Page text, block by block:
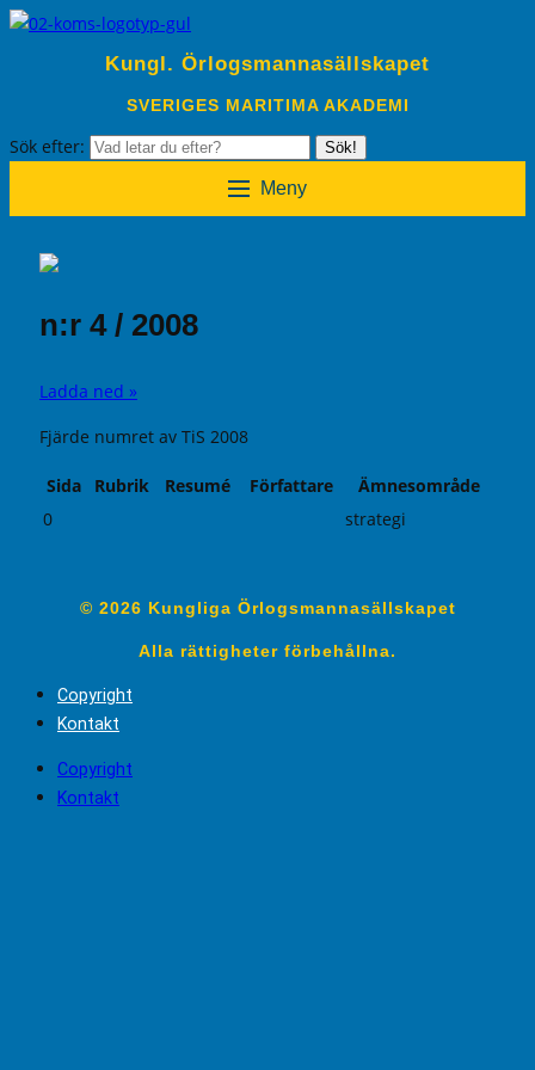
Kungl. Örlogsmannasällskapet
SVERIGES MARITIMA AKADEMI
Sök efter: Sök!
Meny
n:r 4 / 2008
Ladda ned »
Fjärde numret av TiS 2008
Sida Rubrik Resumé Författare
Ämnesområde
0
strategi
© 2026 Kungliga Örlogsmannasällskapet
Alla rättigheter förbehållna.
Copyright
Kontakt
Copyright
Kontakt